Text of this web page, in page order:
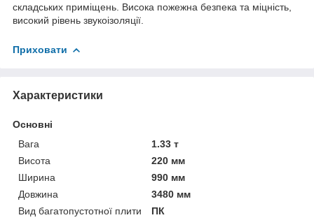
складських приміщень. Висока пожежна безпека та міцність,
високий рівень звукоізоляції.
Приховати
Характеристики
Основні
Вага
1.33 т
Висота
220 мм
Ширина
990 мм
Довжина
3480 мм
Вид багатопустотної плити
ПК